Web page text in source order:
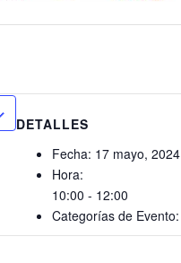
DETALLES
Fecha: 17 mayo, 2024
Hora:
10:00 - 12:00
Categorías de Evento: